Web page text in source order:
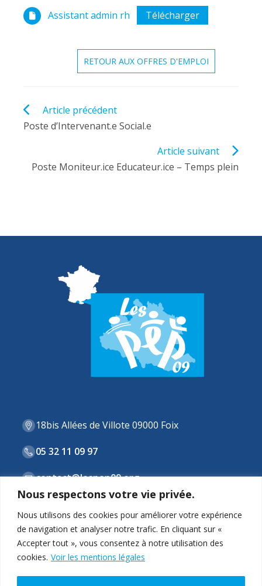
Nous respectons votre vie privée.
Nous utilisons des cookies pour améliorer votre expérience
de navigation et analyser notre trafic. En cliquant sur «
Accepter tout », vous consentez à notre utilisation des
cookies. Voir les mentions légales
Assistant admin rh Télécharger
RETOUR AUX OFFRES D'EMPLOI
Read
more
articles
Article précédent
Poste d’Intervenant.e Social.e
Article suivant
Poste Moniteur.ice Educateur.ice – Temps plein
18bis Allées de Villote 09000 Foix
05 32 11 09 97
contact@lespep09.org
ASSOCIATION
STRUCTURES & DISPOSITIFS